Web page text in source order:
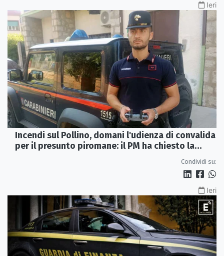
Ieri
Incendi sul Pollino, domani l'udienza di convalida
per il presunto piromane: il PM ha chiesto la
Condividi su:
Ieri